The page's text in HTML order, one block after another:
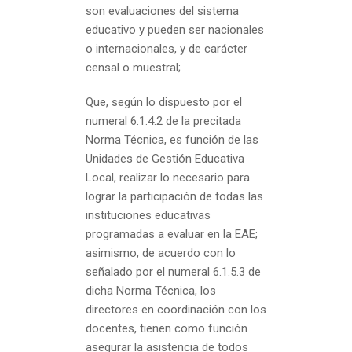
son evaluaciones del sistema
educativo y pueden ser nacionales
o internacionales, y de carácter
censal o muestral;
Que, según lo dispuesto por el
numeral 6.1.4.2 de la precitada
Norma Técnica, es función de las
Unidades de Gestión Educativa
Local, realizar lo necesario para
lograr la participación de todas las
instituciones educativas
programadas a evaluar en la EAE;
asimismo, de acuerdo con lo
señalado por el numeral 6.1.5.3 de
dicha Norma Técnica, los
directores en coordinación con los
docentes, tienen como función
asegurar la asistencia de todos